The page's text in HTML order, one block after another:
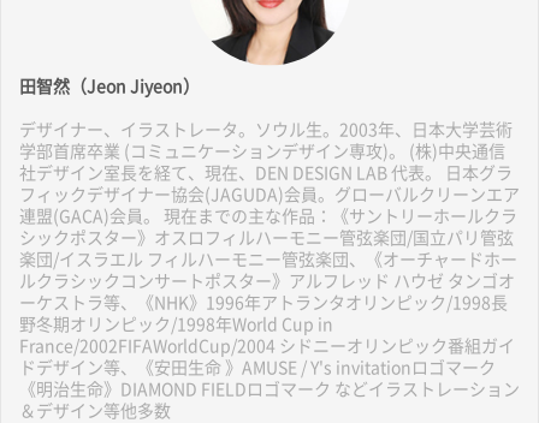
田智然（Jeon Jiyeon）
デザイナー、イラストレータ。ソウル生。2003年、日本大学芸術
学部首席卒業 (コミュニケーションデザイン専攻)。 (株)中央通信
社デザイン室長を経て、現在、DEN DESIGN LAB 代表。 日本グラ
フィックデザイナー協会(JAGUDA)会員。グローバルクリーンエア
連盟(GACA)会員。 現在までの主な作品：《サントリーホールクラ
シックポスター》オスロフィルハーモニー管弦楽団/国立パリ管弦
楽団/イスラエル フィルハーモニー管弦楽団、《オーチャードホー
ルクラシックコンサートポスター》アルフレッド ハウゼ タンゴオ
ーケストラ等、《NHK》1996年アトランタオリンピック/1998長
野冬期オリンピック/1998年World Cup in
France/2002FIFAWorldCup/2004 シドニーオリンピック番組ガイ
ドデザイン等、《安田生命 》AMUSE / Y's invitationロゴマーク
《明治生命》DIAMOND FIELDロゴマーク などイラストレーション
＆デザイン等他多数